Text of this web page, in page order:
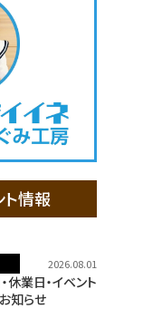
ト情報
2026.08.01
休業日・イベント
知らせ